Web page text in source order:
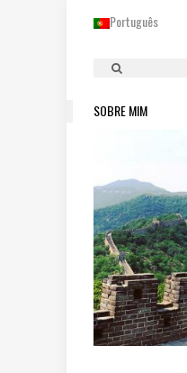
Português
SOBRE MIM